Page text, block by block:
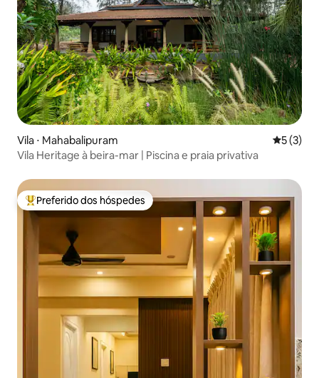
Vila ⋅ Mahabalipuram 5 de
5 (3)
Vila Heritage à beira-mar | Piscina e praia privativa
Entre os melhores preferidos dos hóspedes
Preferido dos hóspedes